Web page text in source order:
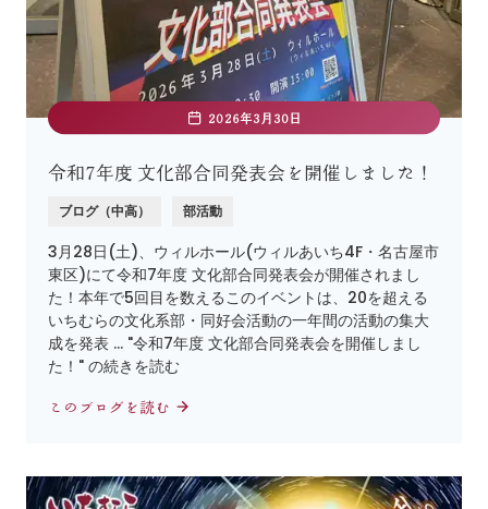
2026年3月30日
令和7年度 文化部合同発表会を開催しました！
ブログ（中高） 部活動
3月28日(土)、ウィルホール(ウィルあいち4F・名古屋市
東区)にて令和7年度 文化部合同発表会が開催されまし
た！本年で5回目を数えるこのイベントは、20を超える
いちむらの文化系部・同好会活動の一年間の活動の集大
成を発表 … "令和7年度 文化部合同発表会を開催しまし
た！" の続きを読む
このブログを読む